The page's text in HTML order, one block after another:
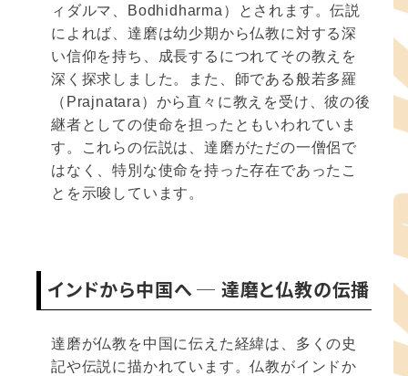
ィダルマ、Bodhidharma）とされます。伝説
によれば、達磨は幼少期から仏教に対する深
い信仰を持ち、成長するにつれてその教えを
深く探求しました。また、師である般若多羅
（Prajnatara）から直々に教えを受け、彼の後
継者としての使命を担ったともいわれていま
す。これらの伝説は、達磨がただの一僧侶で
はなく、特別な使命を持った存在であったこ
とを示唆しています。
インドから中国へ ─ 達磨と仏教の伝播
達磨が仏教を中国に伝えた経緯は、多くの史
記や伝説に描かれています。仏教がインドか